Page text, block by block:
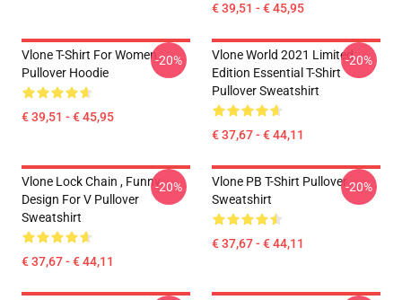
€ 39,51 - € 45,95
Vlone T-Shirt For Women
Pullover Hoodie
€ 39,51 - € 45,95
-20%
Vlone World 2021 Limited
Edition Essential T-Shirt
Pullover Sweatshirt
€ 37,67 - € 44,11
-20%
Vlone Lock Chain , Funny
Design For V Pullover
Sweatshirt
€ 37,67 - € 44,11
-20%
Vlone PB T-Shirt Pullover
Sweatshirt
€ 37,67 - € 44,11
-20%